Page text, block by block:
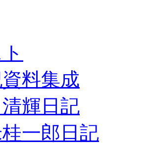
料集成
輝日記
一郎日記